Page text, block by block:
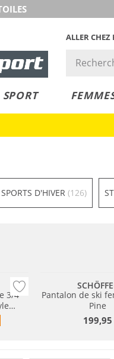
ALLER
SPORT
SPORTS D'HIVER (126)
3/4
Pantalon de ski
Pine
199,95